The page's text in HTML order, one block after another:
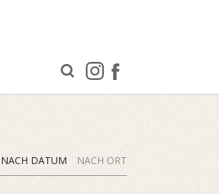
NACH DATUM NACH ORT